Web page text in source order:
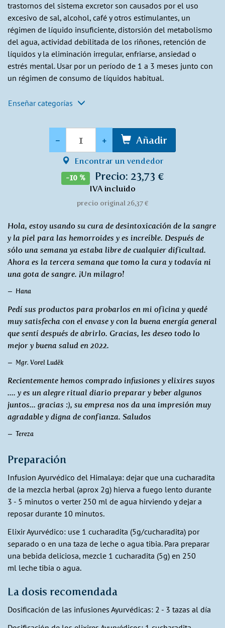
trastornos del sistema excretor son causados por el uso
excesivo de sal, alcohol, café y otros estimulantes, un
régimen de líquido insuficiente, distorsión del metabolismo
del agua, actividad debilitada de los riñones, retención de
líquidos y la eliminación irregular, enfriarse, ansiedad o
estrés mental. Usar por un período de 1 a 3 meses junto con
un régimen de consumo de líquidos habitual.
Enseñar categorías
- + Añadir
Encontrar un vendedor
-10 % Precio: 23,73 €
IVA incluido
precio original 26,37 €
Hola, estoy usando su cura de desintoxicación de la sangre
y la piel para las hemorroides y es increíble. Después de
sólo una semana ya estaba libre de cualquier dificultad.
Ahora es la tercera semana que tomo la cura y todavía ni
una gota de sangre. ¡Un milagro!
Hana
Pedí sus productos para probarlos en mi oficina y quedé
muy satisfecha con el envase y con la buena energía general
que sentí después de abrirlo. Gracias, les deseo todo lo
mejor y buena salud en 2022.
Mgr. Vorel Luděk
Recientemente hemos comprado infusiones y elixires suyos
.... y es un alegre ritual diario preparar y beber algunos
juntos... gracias :), su empresa nos da una impresión muy
agradable y digna de confianza. Saludos
Tereza
Preparación
Infusion Ayurvédico del Himalaya: dejar que una cucharadita
de la mezcla herbal (aprox 2g) hierva a fuego lento durante
3 - 5 minutos o verter 250 ml de agua hirviendo y dejar a
reposar durante 10 minutos.
Elixir Ayurvédico: use 1 cucharadita (5g/cucharadita) por
separado o en una taza de leche o agua tibia. Para preparar
una bebida deliciosa, mezcle 1 cucharadita (5g) en 250
ml leche tibia o agua.
La dosis recomendada
Dosificación de las infusiones Ayurvédicas: 2 - 3 tazas al día